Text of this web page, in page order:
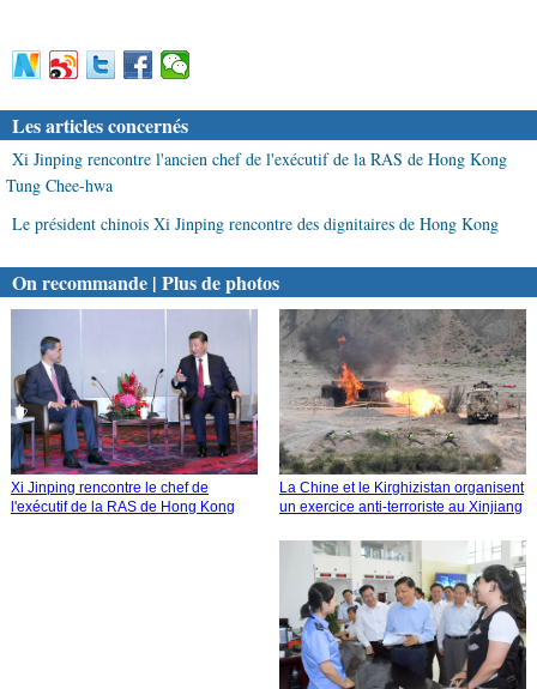
Les articles concernés
Xi Jinping rencontre l'ancien chef de l'exécutif de la RAS de Hong Kong
Tung Chee-hwa
Le président chinois Xi Jinping rencontre des dignitaires de Hong Kong
On recommande | Plus de photos
Xi Jinping rencontre le chef de
l'exécutif de la RAS de Hong Kong
La Chine et le Kirghizistan organisent
un exercice anti-terroriste au Xinjiang